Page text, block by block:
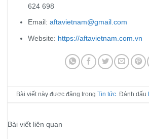
624 698
Email:aftavietnam@gmail.com
Website: https://aftavietnam.com.vn
Bài viết này được đăng trongTin tức . Đánh dấu
Bài viết liên quan